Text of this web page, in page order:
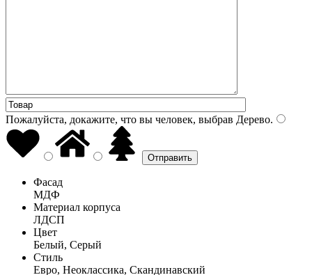
Пожалуйста, докажите, что вы человек, выбрав Дерево.
Фасад
МДФ
Материал корпуса
ЛДСП
Цвет
Белый, Серый
Стиль
Евро, Неоклассика, Скандинавский